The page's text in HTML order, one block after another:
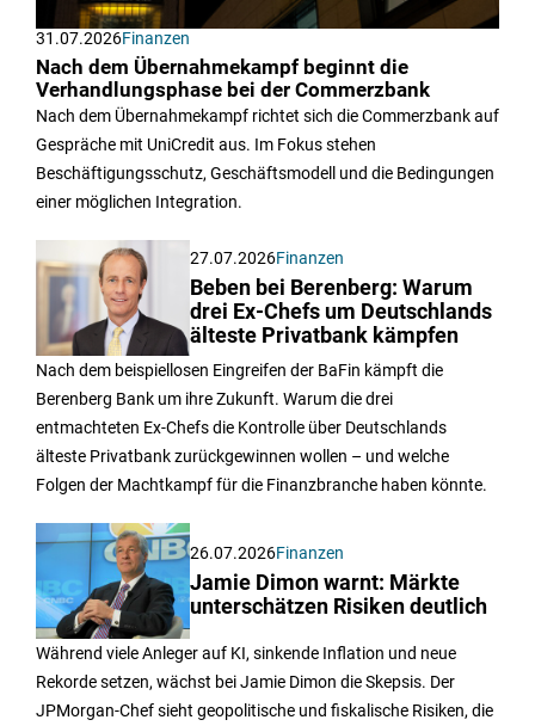
31.07.2026Finanzen
Nach dem Übernahmekampf beginnt die
Verhandlungsphase bei der Commerzbank
Nach dem Übernahmekampf richtet sich die Commerzbank auf
Gespräche mit UniCredit aus. Im Fokus stehen
Beschäftigungsschutz, Geschäftsmodell und die Bedingungen
einer möglichen Integration.
27.07.2026Finanzen
Beben bei Berenberg: Warum
drei Ex-Chefs um Deutschlands
älteste Privatbank kämpfen
Nach dem beispiellosen Eingreifen der BaFin kämpft die
Berenberg Bank um ihre Zukunft. Warum die drei
entmachteten Ex-Chefs die Kontrolle über Deutschlands
älteste Privatbank zurückgewinnen wollen – und welche
Folgen der Machtkampf für die Finanzbranche haben könnte.
26.07.2026Finanzen
Jamie Dimon warnt: Märkte
unterschätzen Risiken deutlich
Während viele Anleger auf KI, sinkende Inflation und neue
Rekorde setzen, wächst bei Jamie Dimon die Skepsis. Der
JPMorgan-Chef sieht geopolitische und fiskalische Risiken, die